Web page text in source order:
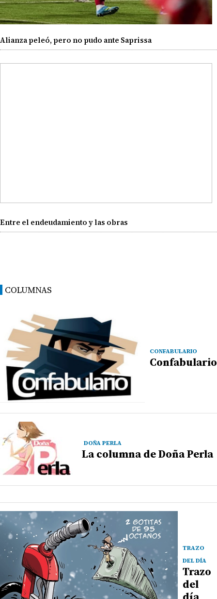
Alianza peleó, pero no pudo ante Saprissa
Entre el endeudamiento y las obras
COLUMNAS
CONFABULARIO
Confabulario
DOÑA PERLA
La columna de Doña Perla
TRAZO
DEL DÍA
Trazo
del